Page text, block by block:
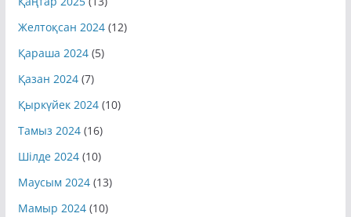
Желтоқсан 2024(12)
Қараша 2024(5)
Қазан 2024(7)
Қыркүйек 2024(10)
Тамыз 2024(16)
Шілде 2024(10)
Маусым 2024(13)
Мамыр 2024(10)